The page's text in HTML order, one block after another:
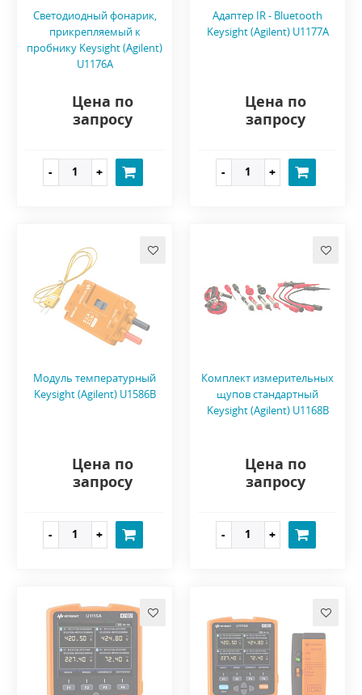
Светодиодный фонарик,
прикрепляемый к
пробнику Keysight (Agilent)
U1176A
Цена по
запросу
Адаптер IR - Bluetooth
Keysight (Agilent) U1177A
Цена по
запросу
Модуль температурный
Keysight (Agilent) U1586B
Цена по
запросу
Комплект измерительных
щупов стандартный
Keysight (Agilent) U1168B
Цена по
запросу